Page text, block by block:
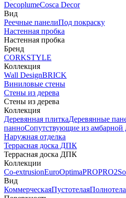
DecoplumeCosca Decor
Вид
Реечные панелиПод покраску
Настенная пробка
Настенная пробка
Бренд
CORKSTYLE
Коллекция
Wall DesignBRICK
Виниловые стены
Стены из дерева
Стены из дерева
Коллекция
Деревянная плиткаДеревянные
панноСопутствующие из амбарной
Наружная отделка
Террасная доска ДПК
Террасная доска ДПК
Коллекции
Co-extrusionEuroOptimaPROPRO2
Вид
КоммерческаяПустотелая